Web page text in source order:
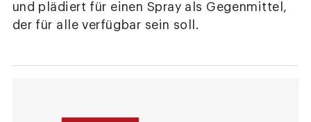
und plädiert für einen Spray als Gegenmittel,
der für alle verfügbar sein soll.